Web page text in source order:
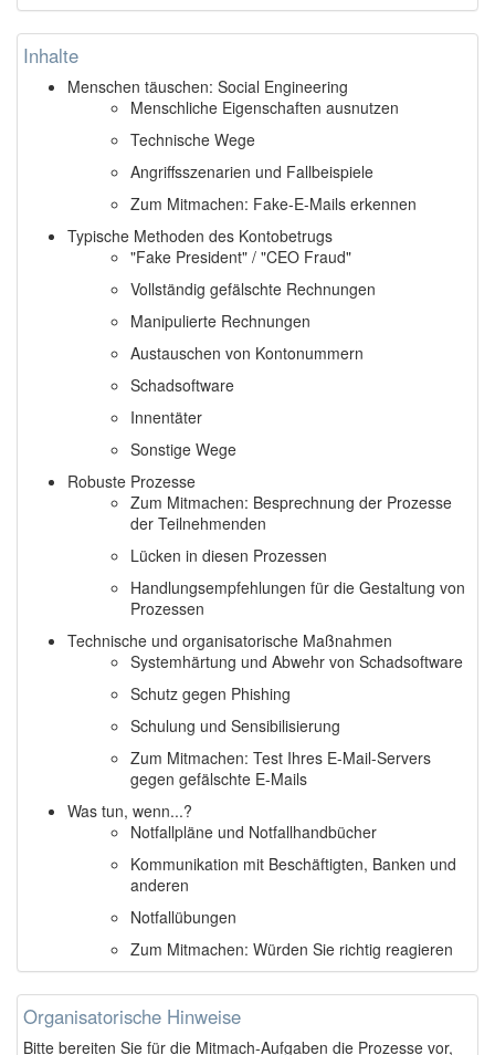
Inhalte
Menschen täuschen: Social Engineering
Menschliche Eigenschaften ausnutzen
Technische Wege
Angriffsszenarien und Fallbeispiele
Zum Mitmachen: Fake-E-Mails erkennen
Typische Methoden des Kontobetrugs
"Fake President" / "CEO Fraud"
Vollständig gefälschte Rechnungen
Manipulierte Rechnungen
Austauschen von Kontonummern
Schadsoftware
Innentäter
Sonstige Wege
Robuste Prozesse
Zum Mitmachen: Besprechnung der Prozesse
der Teilnehmenden
Lücken in diesen Prozessen
Handlungsempfehlungen für die Gestaltung von
Prozessen
Technische und organisatorische Maßnahmen
Systemhärtung und Abwehr von Schadsoftware
Schutz gegen Phishing
Schulung und Sensibilisierung
Zum Mitmachen: Test Ihres E-Mail-Servers
gegen gefälschte E-Mails
Was tun, wenn...?
Notfallpläne und Notfallhandbücher
Kommunikation mit Beschäftigten, Banken und
anderen
Notfallübungen
Zum Mitmachen: Würden Sie richtig reagieren
Organisatorische Hinweise
Bitte bereiten Sie für die Mitmach-Aufgaben die Prozesse vor,